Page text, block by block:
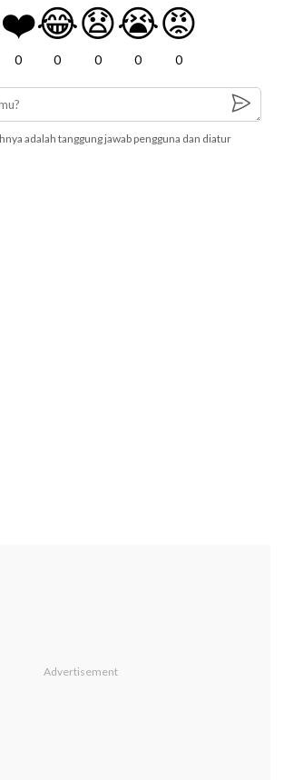
❤️
0
😂
0
😧
0
😭
0
😡
0
adalah tanggung jawab pengguna dan diatur